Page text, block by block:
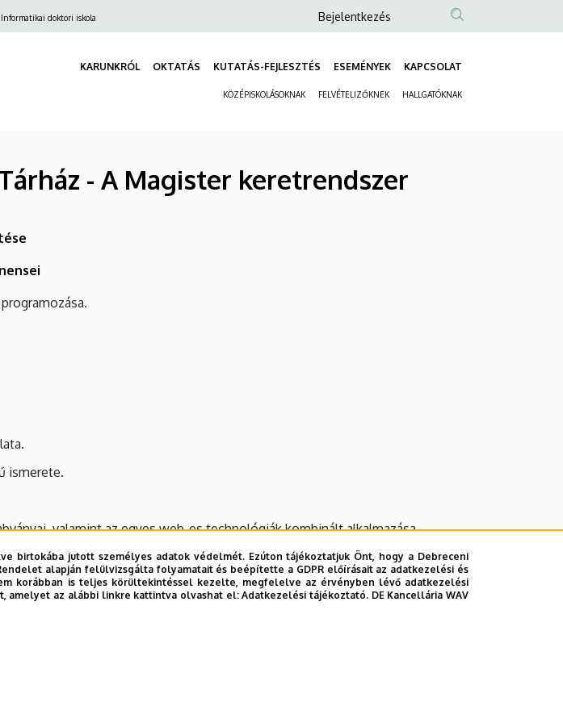
Informatikai doktori iskola
Anonim
fiók
menüje
Bejelentkezés
KARUNKRÓL OKTATÁS KUTATÁS-FEJLESZTÉS ESEMÉNYEK KAPCSOLAT
KÖZÉPISKOLÁSOKNAK FELVÉTELIZŐKNEK HALLGATÓKNAK
- A Magister keretrendszer
ismerete.
valamint az egyes web-es technológiák kombinált alkalmazása.
és tervezése.
birtokába jutott személyes adatok védelmét. Ezúton tájékoztatjuk Önt, hogy a Debreceni
alapján felülvizsgálta folyamatait és beépítette a GDPR előírásait az adatkezelési és
korábban is teljes körültekintéssel kezelte, megfelelve az érvényben lévő adatkezelési
amelyet az alábbi linkre kattintva olvashat el:Adatkezelési tájékoztató. DE Kancellária WAV